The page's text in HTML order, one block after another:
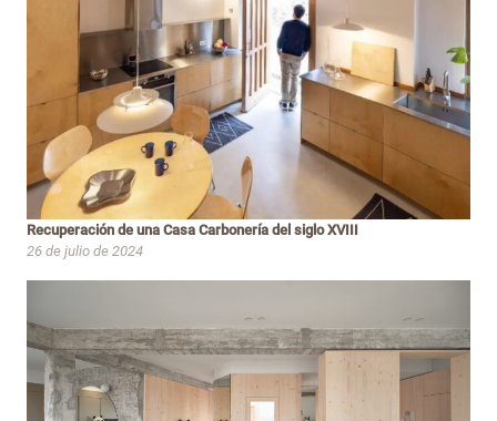
Recuperación de una Casa Carbonería del siglo XVIII
26 de julio de 2024